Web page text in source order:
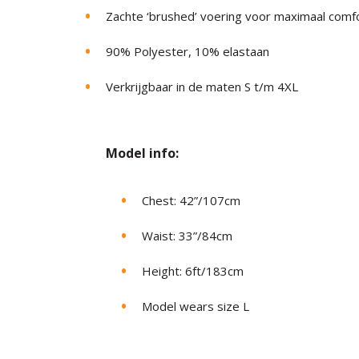
Zachte ‘brushed’ voering voor maximaal
90% Polyester, 10% elastaan
Verkrijgbaar in de maten S t/m 4XL
Model info:
Chest: 42”/107cm
Waist: 33”/84cm
Height: 6ft/183cm
Model wears size L